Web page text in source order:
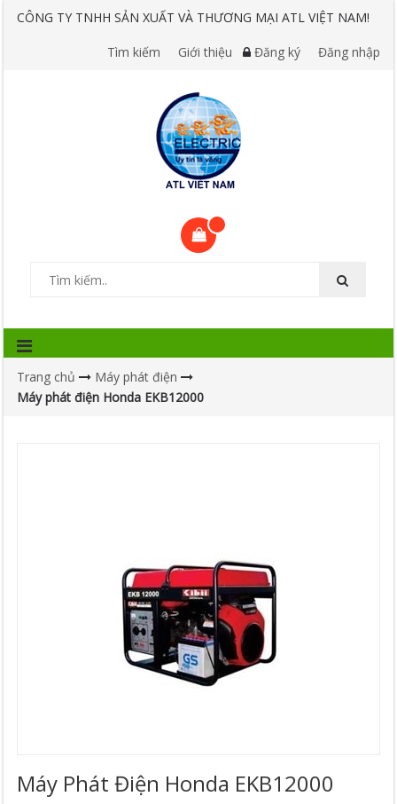
CÔNG TY TNHH SẢN XUẤT VÀ THƯƠNG MẠI ATL VIỆT NAM!
Tìm kiếm Giới thiệu Đăng ký Đăng nhập
Trang chủ
Máy phát điện
Máy phát điện Honda EKB12000
Máy Phát Điện Honda EKB12000